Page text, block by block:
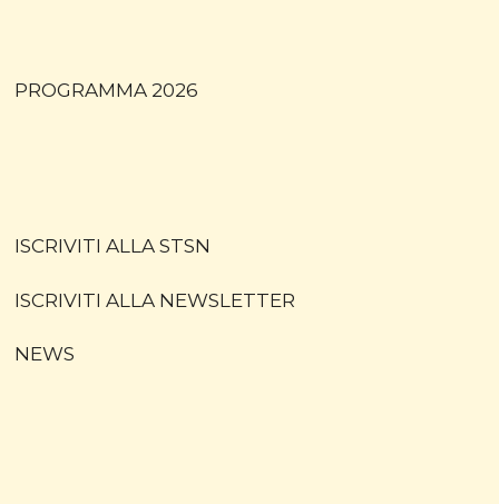
PROGRAMMA 2026
ISCRIVITI ALLA STSN
ISCRIVITI ALLA NEWSLETTER
NEWS